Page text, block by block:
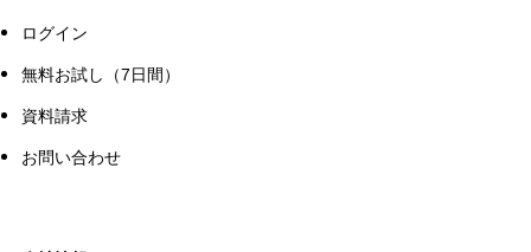
ログイン
無料お試し（7日間）
資料請求
お問い合わせ